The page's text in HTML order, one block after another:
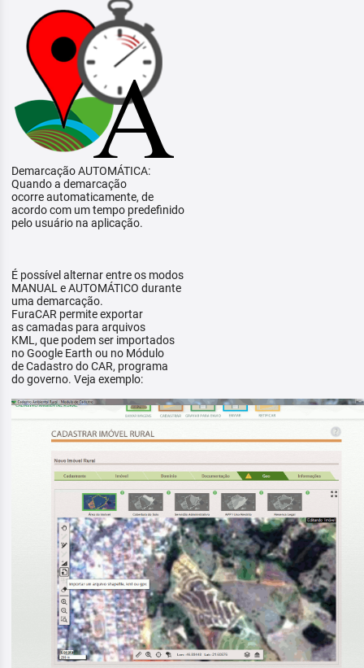
Demarcação AUTOMÁTICA:
Quando a demarcação
ocorre automaticamente, de
acordo com um tempo predefinido
pelo usuário na aplicação.
É possível alternar entre os modos
MANUAL e AUTOMÁTICO durante
uma demarcação.
FuraCAR permite exportar
as camadas para arquivos
KML, que podem ser importados
no Google Earth ou no Módulo
de Cadastro do CAR, programa
do governo. Veja exemplo: